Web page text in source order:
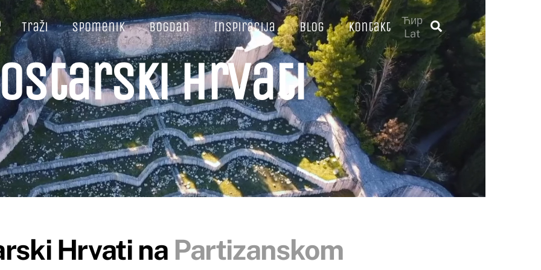
Ћир
Lat
Traži
Traži Spomenik Bogdan Inspiracija Blog Kontakt
Hrvati
Hrvati na Partizanskom